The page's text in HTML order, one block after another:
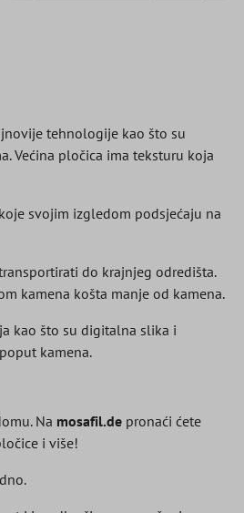
tehnologije kao što su
Većina pločica ima teksturu koja
svojim izgledom podsjećaju na
do krajnjeg odredišta.
kamena košta manje od kamena.
kao što su digitalna slika i
kamena.
Na mosafil.depronaći ćete
i više!